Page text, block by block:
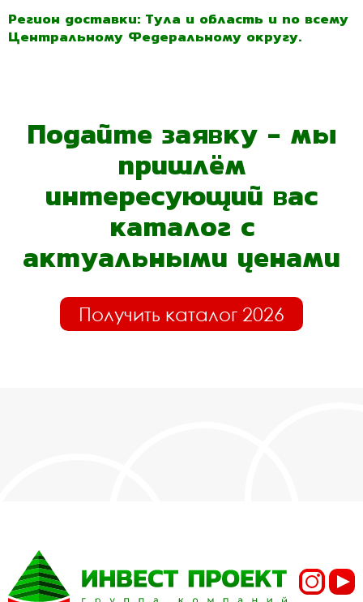
Регион доставки: Тула и область и по всему
Центральному Федеральному округу.
Подайте заявку - мы
пришлём
интересующий вас
каталог с
актуальными ценами
Получить каталог 2026